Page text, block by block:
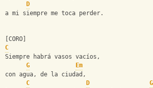
D
a mi siempre me toca perder.
[CORO]
C
Siempre habrá vasos vacíos,
G
Em
con agua, de la ciudad,
C
D G